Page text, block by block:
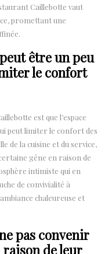
Caillebotte vaut
promettant une
être un peu
le confort
est que l’espace
peut limiter le confort des
de la cuisine et du service,
gêne en raison de
intimiste qui en
de convivialité à
chaleureuse et
pas convenir
raison de leur